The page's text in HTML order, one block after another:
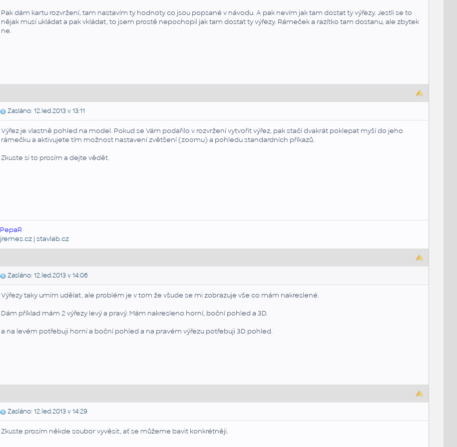
Pak dám kartu rozvržení, tam nastavím ty hodnoty co jsou popsané v návodu. A pak nevím jak tam dostat ty výřezy. Jestli se to
nějak musí ukládat a pak vkládat, to jsem prostě nepochopil jak tam dostat ty výřezy. Rámeček a razítko tam dostanu, ale zbytek
ne.
Zasláno: 12.led.2013 v 13:11
Výřez je vlastně pohled na model. Pokud se Vám podařilo v rozvržení vytvořit výřez, pak stačí dvakrát poklepat myší do jeho
rámečku a aktivujete tím možnost nastavení zvětšení (zoomu) a pohledu standardních příkazů.
Zkuste si to prosím a dejte vědět.
PepaR
jremes.cz| stavlab.cz
Zasláno: 12.led.2013 v 14:06
Výřezy taky umím udělat, ale problém je v tom že všude se mi zobrazuje vše co mám nakreslené.
Dám příklad mám 2 výřezy levý a pravý. Mám nakresleno horní, boční pohled a 3D.
a na levém potřebuji horní a boční pohled a na pravém výřezu potřebuji 3D pohled.
Zasláno: 12.led.2013 v 14:29
Zkuste prosím někde soubor vyvěsit, ať se můžeme bavit konkrétněji.